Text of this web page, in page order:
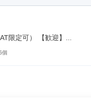
限定可） 【歓迎】...
個